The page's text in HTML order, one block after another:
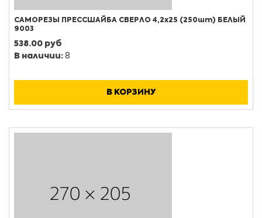
САМОРЕЗЫ ПРЕССШАЙБА СВЕРЛО 4,2х25 (250шт) БЕЛЫЙ
9003
538.00 руб
В наличии: 8
В КОРЗИНУ